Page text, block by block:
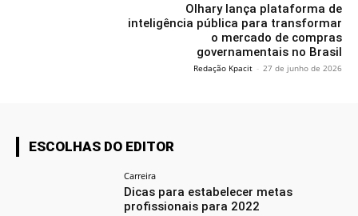
Olhary lança plataforma de
inteligência pública para transformar
o mercado de compras
governamentais no Brasil
Redação Kpacit - 27 de junho de 2026
ESCOLHAS DO EDITOR
Carreira
Dicas para estabelecer metas
profissionais para 2022